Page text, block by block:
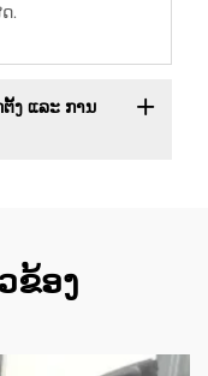
.
ງ ແລະ ການ
ຂ້ອງ